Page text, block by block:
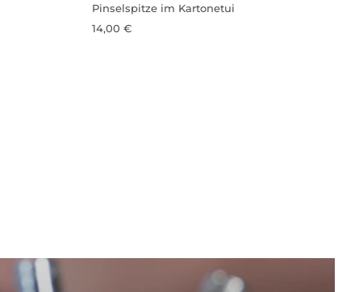
Pinselspitze im Kartonetui
14,00 €